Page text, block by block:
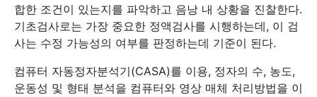
합한 조건이 있는지를 파악하고 음낭 내 상황을 진찰한다.
기초검사로는 가장 중요한 정액검사를 시행하는데, 이 검
사는 수정 가능성의 여부를 판정하는데 기준이 된다.
컴퓨터 자동정자분석기(CASA)를 이용, 정자의 수, 농도,
운동성 및 형태 분석을 컴퓨터와 영상 매체 처리방법을 이